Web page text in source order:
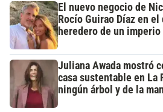
El nuevo negocio de
Rocío Guirao Díaz en
heredero de un
Juliana Awada mostró
casa sustentable en La
ningún árbol y de la